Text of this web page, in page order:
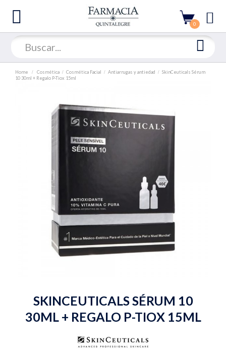
0
Home Cosmética Cosmética Facial Antiarrugas y antiedad
SkinCeuticals Sérum
10 30ml + Regalo P-Tiox 15ml
SKINCEUTICALS SÉRUM 10
30ML + REGALO P-TIOX 15ML